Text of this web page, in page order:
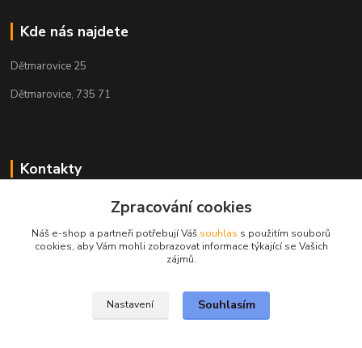
Kde nás najdete
Dětmarovice 25
Dětmarovice, 735 71
Kontakty
+420 731 444 327
obchod@volak.net
Zpracování cookies
Náš e-shop a partneři potřebují Váš souhlas s použitím souborů
cookies, aby Vám mohli zobrazovat informace týkající se Vašich
zájmů.
Nastavení Souhlasím